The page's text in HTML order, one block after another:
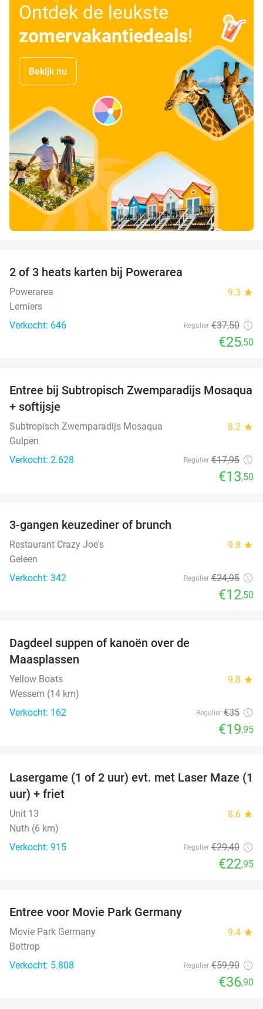
Ontdek de leukste
zomervakantiedeals!
Bekijk nu
2 of 3 heats karten bij Powerarea
Powerarea 9.3 star
Lemiers
Verkocht: 646
Regulier €37,50
€25,50
25%
Entree bij Subtropisch Zwemparadijs Mosaqua
+ softijsje
Subtropisch Zwemparadijs Mosaqua 8.2 star
Gulpen
Verkocht: 2.628
Regulier €17,95
€13,50
3-gangen keuzediner of brunch
Restaurant Crazy Joe's 9.8 star
Geleen
Verkocht: 342
Regulier €24,95
€12,50
Dagdeel suppen of kanoën over de
Maasplassen
Yellow Boats 9.8 star
Wessem (14 km)
Verkocht: 162
Regulier €35
€19,95
22%
Lasergame (1 of 2 uur) evt. met Laser Maze (1
uur) + friet
Unit 13 8.6 star
Nuth (6 km)
Verkocht: 915
Regulier €29,40
€22,95
Entree voor Movie Park Germany
Movie Park Germany 9.4 star
Bottrop
Verkocht: 5.808
Regulier €59,90
€36,90